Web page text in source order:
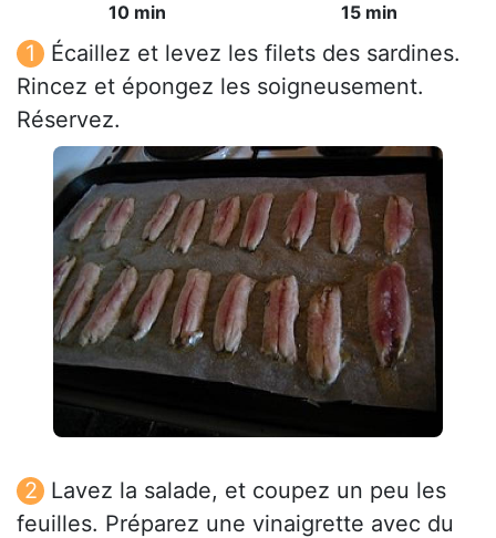
10 min
15 min
Écaillez et levez les filets des sardines.
Rincez et épongez les soigneusement.
Réservez.
Lavez la salade, et coupez un peu les
feuilles. Préparez une vinaigrette avec du